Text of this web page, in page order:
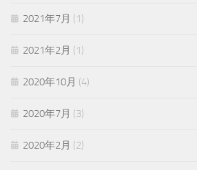
2021年7月 (1)
2021年2月 (1)
2020年10月 (4)
2020年7月 (3)
2020年2月 (2)